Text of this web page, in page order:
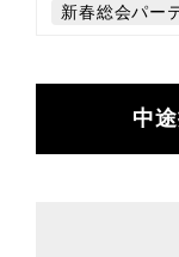
新春総会パー
中